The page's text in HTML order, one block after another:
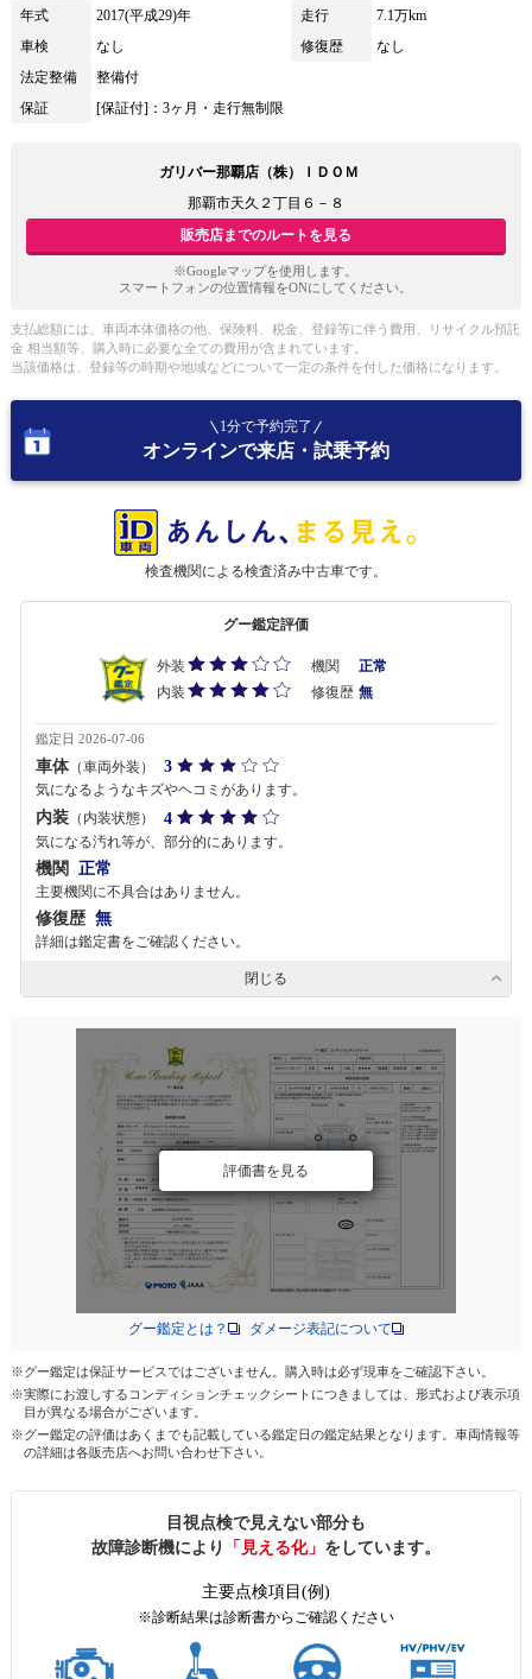
年式 2017(平成29)年 走行
7.1万km
車検
なし 修復歴
なし
法定整備
整備付
保証
[保証付]：3ヶ月・走行無制限
ガリバー那覇店（株）ＩＤＯＭ
那覇市天久２丁目６－８
販売店までのルートを見る
※Googleマップを使用します。
スマートフォンの位置情報をONにしてください。
支払総額には、車両本体価格の他、保険料、税金、登録等に伴う費用、リサイクル預託
金 相当額等、購入時に必要な全ての費用が含まれています。
当該価格は、登録等の時期や地域などについて一定の条件を付した価格になります。
1分で予約完了
オンラインで来店・試乗予約
検査機関による検査済み中古車です。
グー鑑定評価
外装 機関
正常
内装
修復歴 無
鑑定日 2026-07-06
車体（車両外装） 3
気になるようなキズやヘコミがあります。
内装 （内装状態） 4
気になる汚れ等が、部分的にあります。
機関 正常
主要機関に不具合はありません。
修復歴 無
詳細は鑑定書をご確認ください。
閉じる
評価書を見る
グー鑑定とは？ ダメージ表記について
※グー鑑定は保証サービスではございません。購入時は必ず現車をご確認下さい。
※実際にお渡しするコンディションチェックシートにつきましては、形式および表示項
目が異なる場合がございます。
※グー鑑定の評価はあくまでも記載している鑑定日の鑑定結果となります。車両情報等
の詳細は各販売店へお問い合わせ下さい。
目視点検で見えない部分も
故障診断機により
「見える化」 をしています。
主要点検項目(例)
※診断結果は診断書からご確認ください